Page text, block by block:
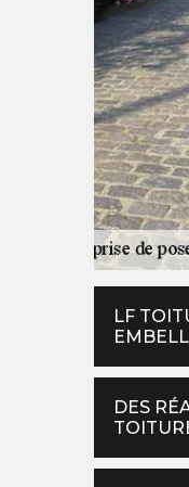
LF
DES